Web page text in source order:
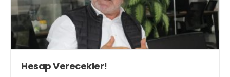
Hesap Verecekler!